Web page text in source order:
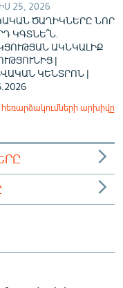
25, 2026
ԾԱՂԻԿՆԵՐԸ ՆՈՐ
ԿԳՏՆԵ՞Ն.
ԱԿՆԿԱԼԻՔ
|
ԿԵՆՏՐՈՆ |
հեռարձակումների արխիվը